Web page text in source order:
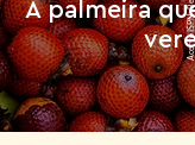
A palmeira